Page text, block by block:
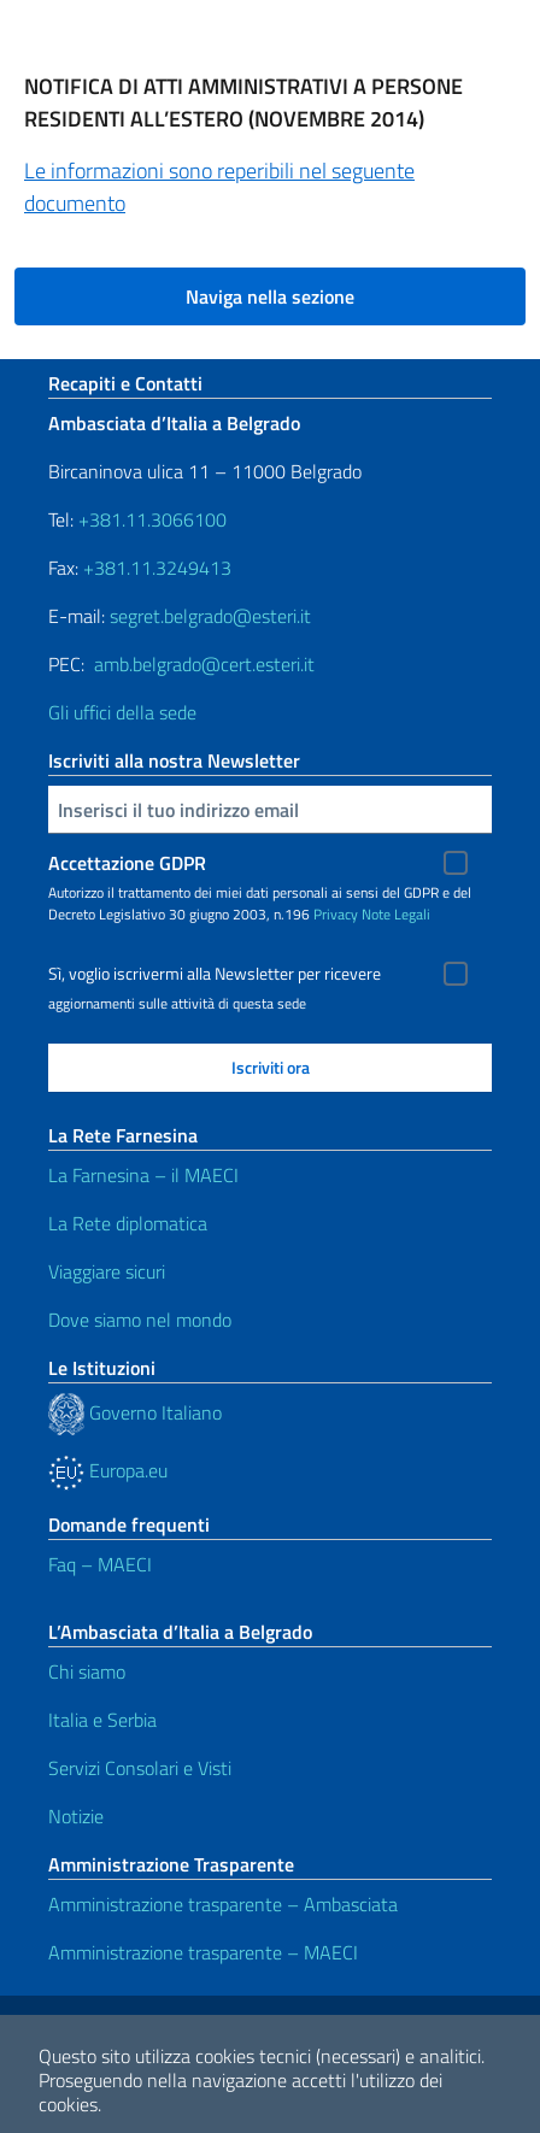
Questo sito utilizza cookies tecnici (necessari) e analitici.
Proseguendo nella navigazione accetti l'utilizzo dei
cookies.
NOTIFICA DI ATTI AMMINISTRATIVI A PERSONE
RESIDENTI ALL’ESTERO (NOVEMBRE 2014)
Le informazioni sono reperibili nel seguente
documento
Naviga nella sezione
Sezione footer
Recapiti e Contatti
Ambasciata d’Italia a Belgrado
Bircaninova ulica 11 – 11000 Belgrado
Tel: +381.11.3066100
Fax: +381.11.3249413
E-mail:segret.belgrado@esteri.it
PEC: amb.belgrado@cert.esteri.it
Gli uffici della sede
Iscriviti alla nostra Newsletter
Inserisci la tua email
Accettazione GDPR
Autorizzo il trattamento dei miei dati personali ai sensi del GDPR e del
Decreto Legislativo 30 giugno 2003, n.196 Privacy Note Legali
Sì, voglio iscrivermi alla Newsletter per ricevere
aggiornamenti sulle attività di questa sede
La Rete Farnesina
La Farnesina – il MAECI
La Rete diplomatica
Viaggiare sicuri
Dove siamo nel mondo
Le Istituzioni
Governo Italiano
Europa.eu
Domande frequenti
Faq – MAECI
L’Ambasciata d’Italia a Belgrado
Chi siamo
Italia e Serbia
Servizi Consolari e Visti
Notizie
Amministrazione Trasparente
Amministrazione trasparente – Ambasciata
Amministrazione trasparente – MAECI
Link Utili